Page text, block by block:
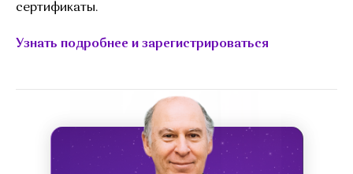
сертификаты.
Узнать подробнее и зарегистрироваться